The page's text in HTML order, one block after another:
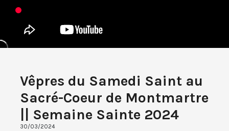
Vêpres du Samedi Saint au
Sacré-Coeur de Montmartre
|| Semaine Sainte 2024
30/03/2024